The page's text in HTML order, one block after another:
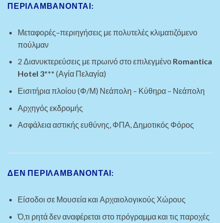
ΠΕΡΙΛΑΜΒΑΝΟΝΤΑΙ:
Μεταφορές–περιηγήσεις με πολυτελές κλιματιζόμενο
πούλμαν
2 Διανυκτερεύσεις με πρωινό στο επιλεγμένο Romantica
Hotel 3*** (Αγία Πελαγία)
Εισιτήρια πλοίου (Φ/Μ) Νεάπολη – Κύθηρα – Νεάπολη
Αρχηγός εκδρομής
Ασφάλεια αστικής ευθύνης, ΦΠΑ, Δημοτικός Φόρος
ΔΕΝ ΠΕΡΙΛΑΜΒΑΝΟΝΤΑΙ:
Είσοδοι σε Μουσεία και Αρχαιολογικούς Χώρους
Ό,τι ρητά δεν αναφέρεται στο πρόγραμμα και τις παροχές